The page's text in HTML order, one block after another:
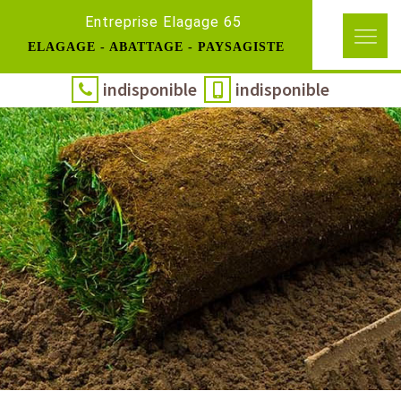
Entreprise Elagage 65
ELAGAGE - ABATTAGE - PAYSAGISTE
indisponible indisponible